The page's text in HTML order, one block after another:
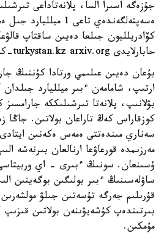
جۇزەگە اسىرا السا، پلانەتاداعى
كۆادريلليون جىلعا دەيىن ساقتاپ
حابارلايدى turkystan.kz arxiv.org-كە سىلتەمە جاساپ.
بۇعان دەيىن عىلىمي ورتادا كۇننىڭ
ارتىپ، شامامەن ءبىر ميلليارد
بۋلانىپ، پلانەتا تىرشىلىككە
كوزقاراس كەڭ تاراعان بولاتىن. جاڭا
سەناري مىندەتتى ەمەس ەكەنىن
مەرزىمدە قورعاۋعا ارنالعان بىرنەشە
ۇسىنعان. سونىڭ ءبىرى - اي
ساۋلەسىنىڭ ءبىر بولىگىن بوگەيتىن
قۇرىلىم جەرگە تۇسەتىن جىلۋ
بىرتىندەپ كۇشەيۋىنەن بولاتىن
مۇمكىن.